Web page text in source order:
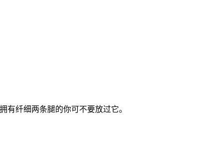
纤细两条腿的你可不要放过它。